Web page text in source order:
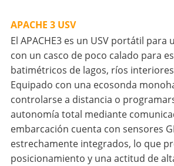
APACHE 3 USV
El APACHE3 es un USV portátil para
con un casco de poco calado para
batimétricos de lagos, ríos
Equipado con una ecosonda
controlarse a distancia o
autonomía total mediante
embarcación cuenta con sensores
estrechamente integrados, lo que
posicionamiento y una actitud de